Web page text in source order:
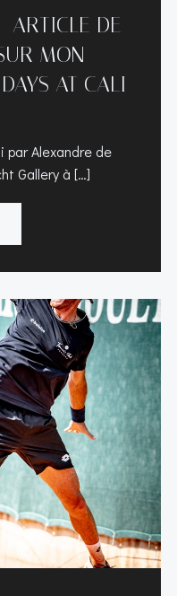
ARTICLE DE
MON
AT CALI
par Alexandre de
Gallery à […]